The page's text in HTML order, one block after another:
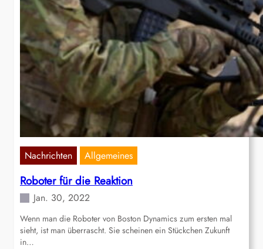
Nachrichten Allgemeines
Roboter für die Reaktion
Jan. 30, 2022
Wenn man die Roboter von Boston Dynamics zum ersten mal
sieht, ist man überrascht. Sie scheinen ein Stückchen Zukunft
in…